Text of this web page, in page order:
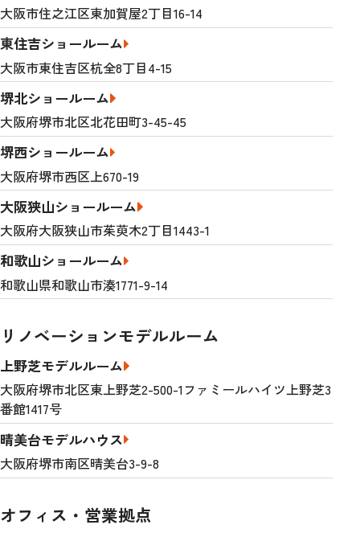
大阪市住之江区東加賀屋2丁目16-14
東住吉ショールーム
大阪市東住吉区杭全8丁目4-15
堺北ショールーム
大阪府堺市北区北花田町3-45-45
堺西ショールーム
大阪府堺市西区上670-19
大阪狭山ショールーム
大阪府大阪狭山市茱萸木2丁目1443-1
和歌山ショールーム
和歌山県和歌山市湊1771-9-14
リノベーションモデルルーム
上野芝モデルルーム
大阪府堺市北区東上野芝2-500-1ファミールハイツ上野芝3
番館1417号
晴美台モデルハウス
大阪府堺市南区晴美台3-9-8
オフィス・営業拠点